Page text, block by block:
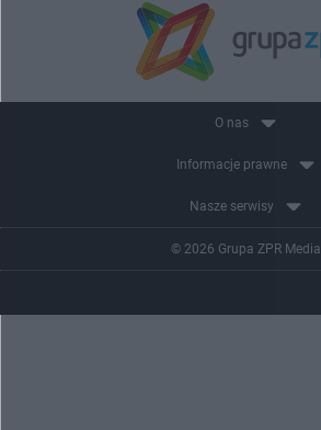
O nas
Informacje prawne
Nasze serwisy
© 2026 Grupa ZPR Media